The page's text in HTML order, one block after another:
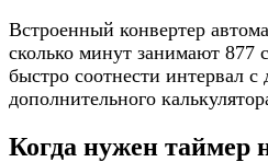
Встроенный конвертер
сколько минут занимают 877
быстро соотнести интервал с
дополнительного
Когда нужен таймер